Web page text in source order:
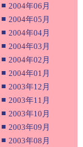
■ 2004年06月
■ 2004年05月
■ 2004年04月
■ 2004年03月
■ 2004年02月
■ 2004年01月
■ 2003年12月
■ 2003年11月
■ 2003年10月
■ 2003年09月
■ 2003年08月